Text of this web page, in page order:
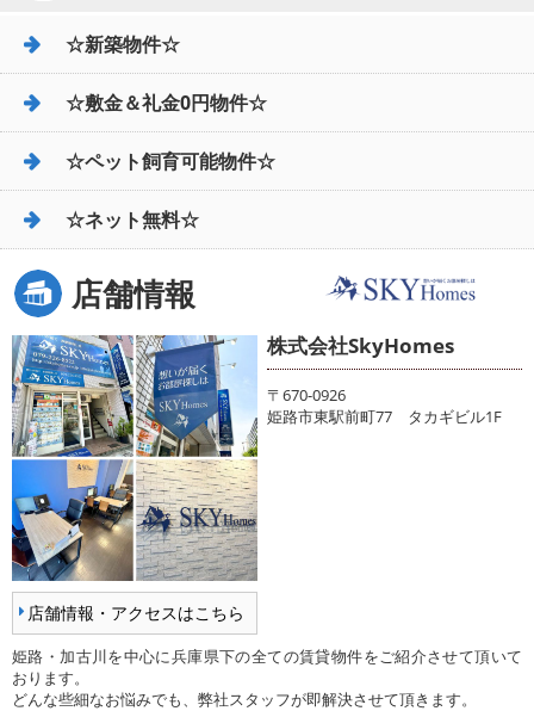
☆新築物件☆
☆敷金＆礼金0円物件☆
☆ペット飼育可能物件☆
☆ネット無料☆
店舗情報
店舗情報・アクセスはこちら
株式会社SkyHomes
〒670-0926
姫路市東駅前町77 タカギビル1F
姫路・加古川を中心に兵庫県下の全ての賃貸物件をご紹介させて頂いて
おります。
どんな些細なお悩みでも、弊社スタッフが即解決させて頂きます。